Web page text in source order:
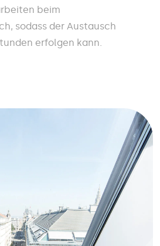
beim
sodass der Austausch
erfolgen kann.